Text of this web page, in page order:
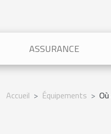
ASSURANCE
Accueil Équipements